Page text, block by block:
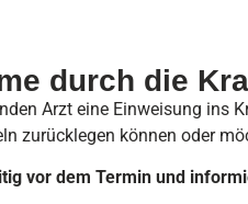
durch die
Arzt eine Einweisung ins
zurücklegen können oder
vor dem Termin und